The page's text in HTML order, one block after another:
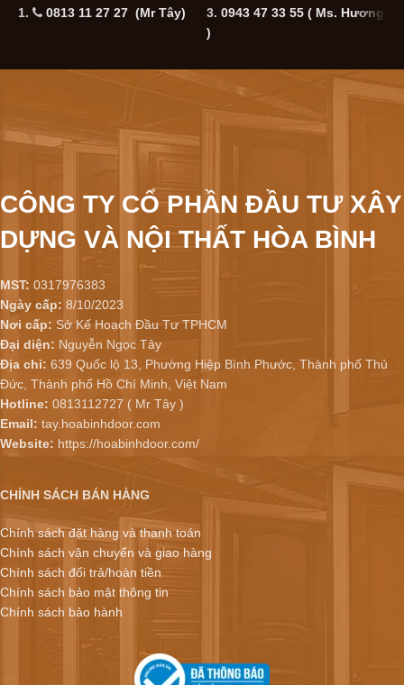
1. 0813 11 27 27 (Mr Tây) 3. 0943 47 33 55 ( Ms. Hương
)
CÔNG TY CỔ PHẦN ĐẦU TƯ XÂY
DỰNG VÀ NỘI THẤT HÒA BÌNH
MST: 0317976383
Ngày cấp: 8/10/2023
Nơi cấp: Sở Kế Hoạch Đầu Tư TPHCM
Đại diện: Nguyễn Ngọc Tây
Địa chỉ: 639 Quốc lộ 13, Phường Hiệp Bình Phước, Thành phố Thủ
Đức, Thành phố Hồ Chí Minh, Việt Nam
Hotline: 0813112727 ( Mr Tây )
Email: tay.hoabinhdoor.com
Website: https://hoabinhdoor.com/
CHÍNH SÁCH BÁN HÀNG
Chính sách đặt hàng và thanh toán
Chính sách vận chuyển và giao hàng
Chính sách đổi trả/hoàn tiền
Chính sách bảo mật thông tin
Chính sách bảo hành